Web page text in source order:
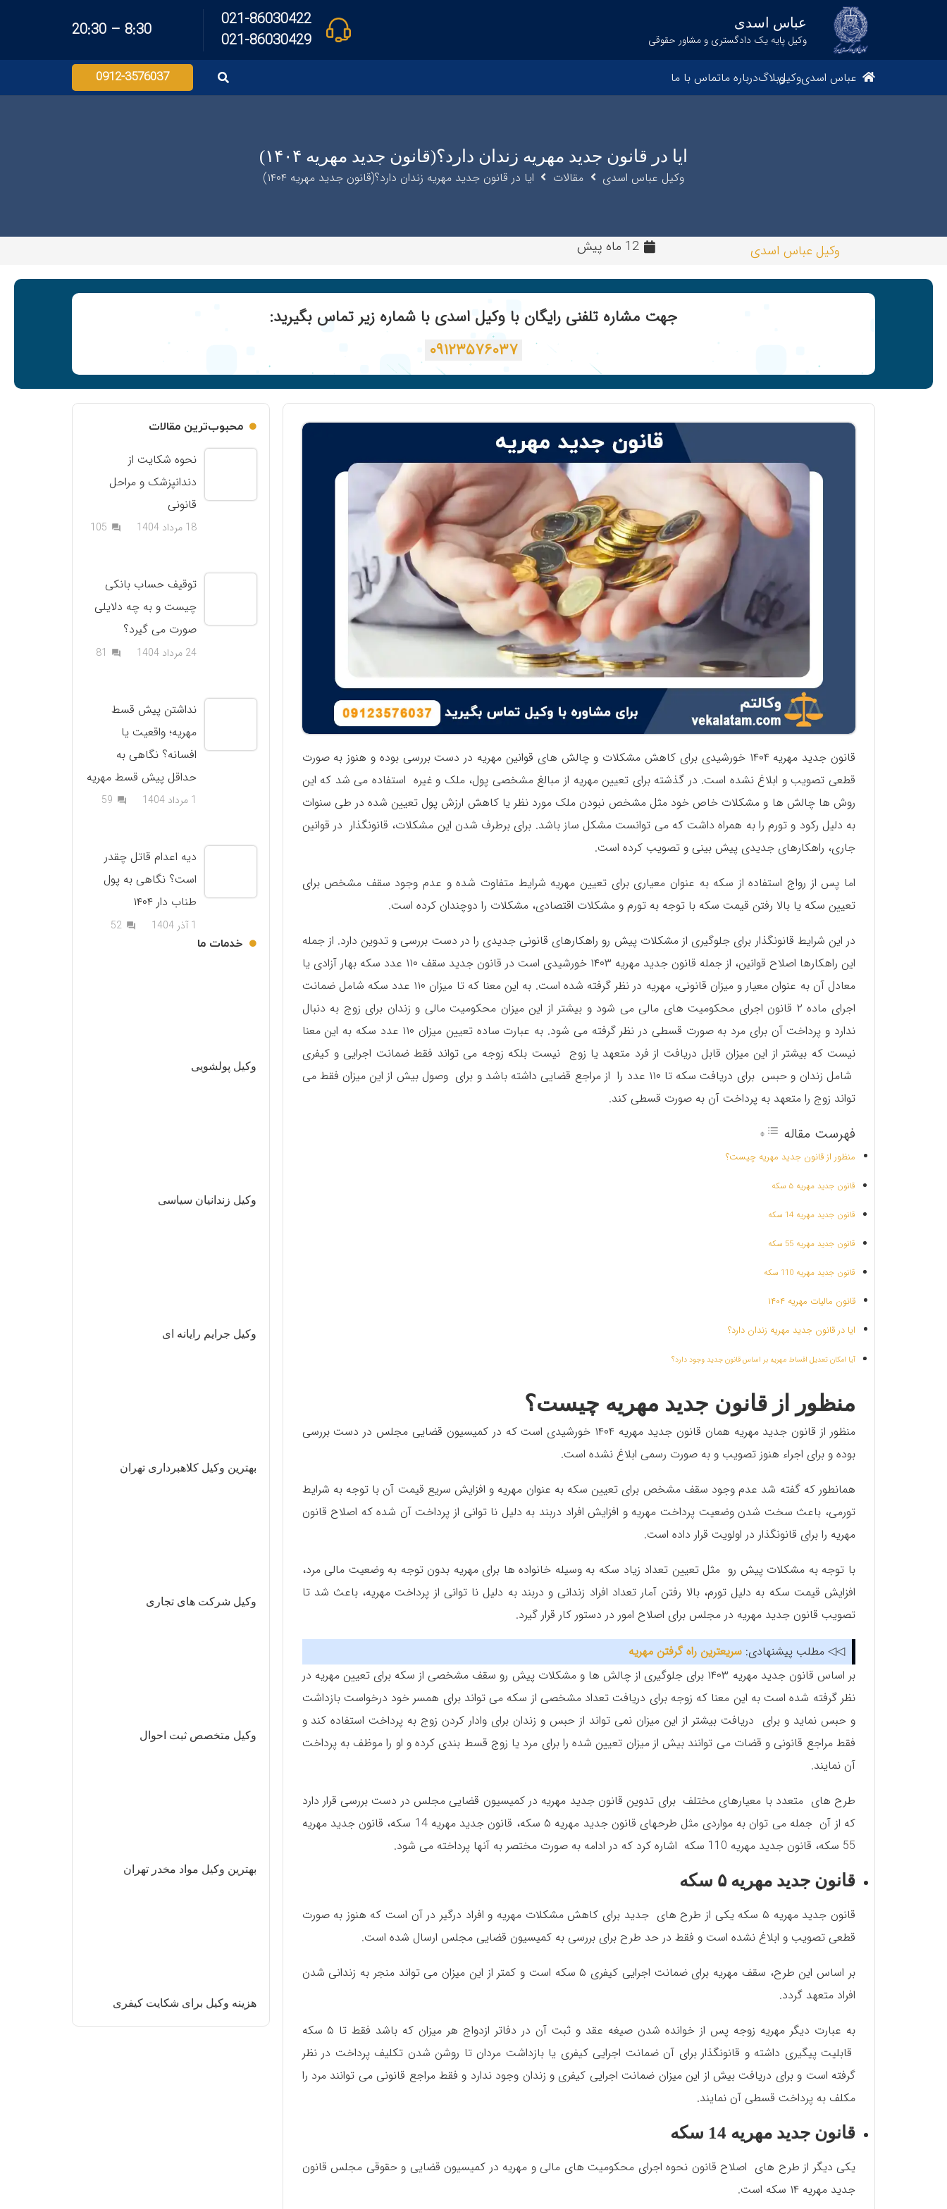
عباس اسدی
وکیل پایه یک دادگستری و مشاور حقوقی
021-86030422
021-86030429
8:30 – 20:30
عباس اسدیوکیلوبلاگدرباره ماتماس با ما 0912-3576037
ایا در قانون جدید مهریه زندان دارد؟(قانون جدید مهریه ۱۴۰۴)
وکیل عباس اسدی مقالات ایا در قانون جدید مهریه زندان دارد؟(قانون جدید مهریه ۱۴۰۴)
وکیل عباس اسدی 12 ماه پیش
جهت مشاره تلفنی رایگان با وکیل اسدی با شماره زیر تماس بگیرید:
۰۹۱۲۳۵۷۶۰۳۷
قانون جدید مهریه ۱۴۰۴ خورشیدی برای کاهش مشکلات و چالش های قوانین مهریه در دست بررسی بوده و هنوز به صورت
قطعی تصویب و ابلاغ نشده است. در گذشته برای تعیین مهریه از مبالغ مشخصی پول، ملک و غیره استفاده می شد که این
روش ها چالش ها و مشکلات خاص خود مثل مشخص نبودن ملک مورد نظر یا کاهش ارزش پول تعیین شده در طی سنوات
به دلیل رکود و تورم را به همراه داشت که می ‌توانست مشکل ساز باشد. برای برطرف شدن این مشکلات، قانونگذار در قوانین
جاری، راهکارهای جدیدی پیش بینی و تصویب کرده است.
اما پس از رواج استفاده از سکه به عنوان معیاری برای تعیین مهریه شرایط متفاوت شده و عدم وجود سقف مشخص برای
تعیین سکه یا بالا رفتن قیمت سکه با توجه به تورم و مشکلات اقتصادی، مشکلات را دوچندان کرده است.
در این شرایط قانونگذار برای جلوگیری از مشکلات پیش رو راهکارهای قانونی جدیدی را در دست بررسی و تدوین دارد. از جمله
این راهکارها اصلاح قوانین، از جمله قانون جدید مهریه ۱۴۰۳ خورشیدی است در قانون جدید سقف ۱۱۰ عدد سکه بهار آزادی یا
معادل آن به عنوان معیار و میزان قانونی، مهریه در نظر گرفته شده است. به این معنا که تا میزان ۱۱۰ عدد سکه شامل ضمانت
اجرای ماده ۲ قانون اجرای محکومیت های مالی می شود و بیشتر از این میزان محکومیت مالی و زندان برای زوج به دنبال
ندارد و پرداخت آن برای مرد به صورت قسطی در نظر گرفته می شود. به عبارت ساده تعیین میزان ۱۱۰ عدد سکه به این معنا
نیست که بیشتر از این میزان قابل دریافت از فرد متعهد یا زوج نیست بلکه زوجه می تواند فقط ضمانت اجرایی و کیفری
شامل زندان و ‌حبس برای دریافت سکه تا ۱۱۰ عدد را از مراجع قضایی داشته باشد و برای وصول بیش از این میزان فقط می
تواند زوج را متعهد به پرداخت آن به صورت قسطی کند.
فهرست مقاله
منظور از قانون جدید مهریه چیست؟
قانون جدید مهریه ۵ سکه
قانون جدید مهریه 14 سکه
قانون جدید مهریه 55 سکه
قانون جدید مهریه 110 سکه
قانون مالیات مهریه ۱۴۰۴
ایا در قانون جدید مهریه زندان دارد؟
آیا امکان تعدیل اقساط مهریه بر اساس قانون جدید وجود دارد؟
منظور از قانون جدید مهریه چیست؟
منظور از قانون جدید مهریه همان قانون جدید مهریه ۱۴۰۴ خورشیدی است که در کمیسیون قضایی مجلس در دست بررسی
بوده و برای اجراء هنوز تصویب و به صورت رسمی ابلاغ نشده است.
همانطور که گفته شد عدم وجود سقف مشخص برای تعیین سکه به عنوان مهریه و افزایش سریع قیمت آن با توجه به شرایط
تورمی، باعث سخت شدن وضعیت پرداخت مهریه و افزایش افراد دربند به دلیل نا توانی از پرداخت آن شده که اصلاح قانون
مهریه را برای قانونگذار در اولویت قرار داده است.
با توجه به مشکلات پیش رو مثل تعیین تعداد زیاد سکه به وسیله خانواده ها برای مهریه بدون توجه به وضعیت مالی مرد،
افزایش قیمت سکه به دلیل تورم، بالا رفتن آمار تعداد افراد زندانی و دربند به دلیل نا توانی از پرداخت مهریه، باعث شد تا
تصویب قانون جدید مهریه در مجلس برای اصلاح امور در دستور کار قرار گیرد.
◁◁ مطلب پیشنهادی: سریعترین راه گرفتن مهریه
بر اساس قانون جدید مهریه ۱۴۰۳ برای جلوگیری از چالش ها و مشکلات پیش رو سقف مشخصی از سکه برای تعیین مهریه در
نظر گرفته شده است به این معنا که زوجه برای دریافت تعداد مشخصی از سکه می تواند برای همسر خود درخواست بازداشت
و حبس نماید و برای دریافت بیشتر از این میزان نمی تواند از حبس و زندان برای وادار کردن زوج به پرداخت استفاده کند و
فقط مراجع قانونی و قضات می توانند بیش از میزان تعیین شده را برای مرد یا زوج قسط بندی کرده و او را موظف به پرداخت
آن نمایند.
طرح های متعدد با معیارهای مختلف برای تدوین قانون جدید مهریه در کمیسیون قضایی مجلس در دست بررسی قرار دارد
که از آن جمله می توان به مواردی مثل طرحهای قانون جدید مهریه ۵ سکه، قانون جدید مهریه 14 سکه، قانون جدید مهریه
55 سکه، قانون جدید مهریه 110 سکه اشاره کرد که در ادامه به صورت مختصر به آنها پرداخته می ‌شود.
قانون جدید مهریه ۵ سکه
قانون جدید مهریه ۵ سکه یکی از طرح های جدید برای کاهش مشکلات مهریه و افراد درگیر در آن است که هنوز به صورت
قطعی تصویب و ابلاغ نشده است و فقط در حد طرح برای بررسی به کمیسیون قضایی مجلس ارسال شده است.
بر اساس این طرح، سقف مهریه برای ضمانت اجرایی کیفری ۵ سکه است و کمتر از این میزان می تواند منجر به زندانی شدن
افراد متعهد گردد.
به عبارت دیگر مهریه زوجه پس از خوانده شدن صیغه عقد و ثبت آن در دفاتر ازدواج هر میزان که باشد فقط تا ۵ سکه
قابلیت پیگیری داشته و قانونگذار برای آن ضمانت اجرایی کیفری یا بازداشت مردان تا روشن شدن تکلیف پرداخت در نظر
گرفته است و برای دریافت بیش از این میزان ضمانت اجرایی کیفری و زندان وجود ندارد و فقط مراجع قانونی می توانند مرد را
مکلف به پرداخت قسطی آن نمایند.
قانون جدید مهریه 14 سکه
یکی دیگر از طرح های اصلاح قانون نحوه اجرای محکومیت های مالی و مهریه در کمیسیون قضایی و حقوقی مجلس قانون
جدید مهریه ۱۴ سکه است.
محبوب‌ترین مقالات
نحوه شکایت از
دندانپزشک و مراحل
قانونی
18 مرداد 1404 question_answer
105دیدگاه
توقیف حساب بانکی
چیست و به چه دلایلی
صورت می گیرد؟
24 مرداد 1404 question_answer
81دیدگاه
نداشتن پیش قسط
مهریه؛ واقعیت یا
افسانه؟ نگاهی به
حداقل پیش قسط مهریه
1 مرداد 1404 question_answer
59دیدگاه
دیه اعدام قاتل چقدر
است؟ نگاهی به پول
طناب دار ۱۴۰۴
1 آذر 1404 question_answer
52دیدگاه
خدمات ما
وکیل پولشویی
وکیل زندانیان سیاسی
وکیل جرایم رایانه ای
بهترین وکیل کلاهبرداری تهران
وکیل شرکت های تجاری
وکیل متخصص ثبت احوال
بهترین وکیل مواد مخدر تهران
هزینه وکیل برای شکایت کیفری